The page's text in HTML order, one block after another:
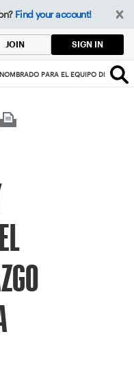
Find your account!
JOIN SIGN IN
PARA EL EQUIPO DE